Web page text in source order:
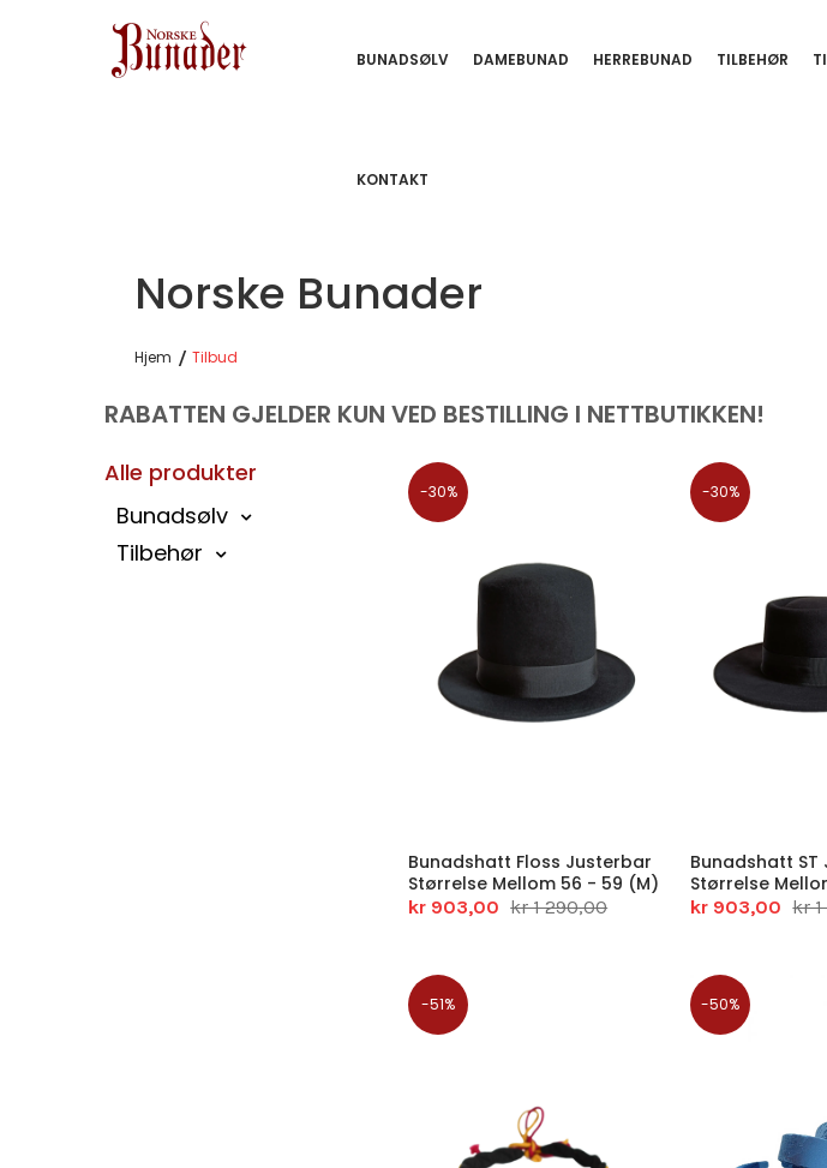
BUNADSØLV DAMEBUNAD HERREBUNAD TILBEHØR
KONTAKT
Norske Bunader
Hjem Tilbud
RABATTEN GJELDER KUN VED BESTILLING I NETTBUTIKKEN!
Alle produkter
Bunadsølv
Tilbehør
-30%
Bunadshatt Floss Justerbar
Størrelse Mellom 56 - 59 (M)
kr 903,00 kr 1 290,00
-30%
Bunadshatt
Størrelse
kr 903,00 kr
-51% -50%